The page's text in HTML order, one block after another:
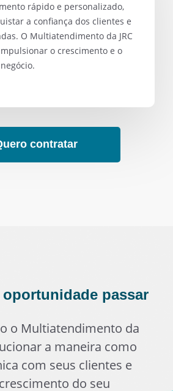
rápido e personalizado,
a confiança dos clientes e
O Multiatendimento da JRC
o crescimento e o
contratar
oportunidade passar
o Multiatendimento da
a maneira como
com seus clientes e
do seu